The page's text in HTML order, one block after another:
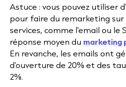
Astuce : vous pouvez utiliser
pour faire du remarketing sur
services, comme l'email ou le
réponse moyen du marketing
En revanche, les emails ont
d’ouverture de 20% et des
2%.